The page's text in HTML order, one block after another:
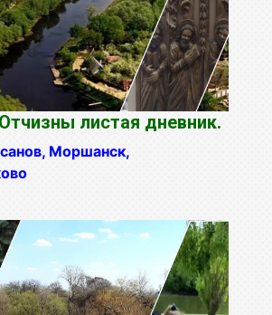
листая дневник.
Моршанск,